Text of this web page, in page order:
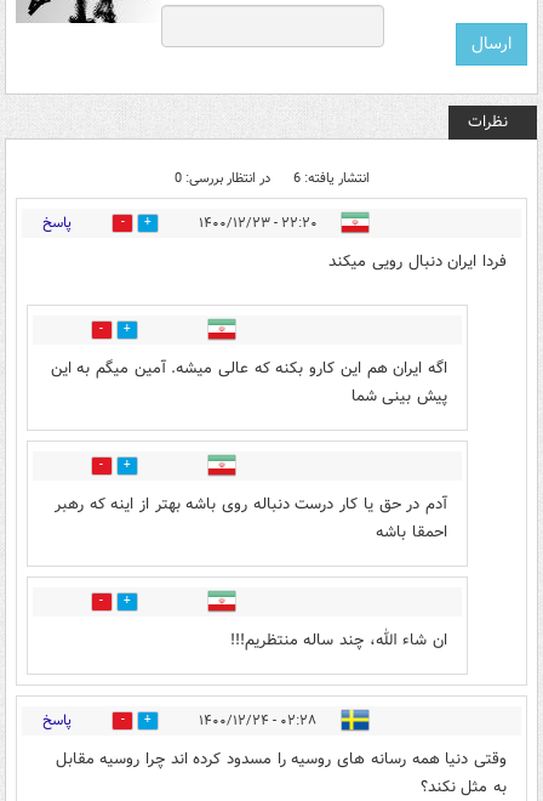
نظرات
انتشار یافته: 6 در انتظار بررسی: 0
۲۲:۲۰ - ۱۴۰۰/۱۲/۲۳ 3 پاسخ
فردا ایران دنبال رویی میکند
0
اگه ایران هم این کارو بکنه که عالی میشه. آمین میگم به این
پیش بینی شما
0
آدم در حق یا کار درست دنباله روی باشه بهتر از اینه که رهبر
احمقا باشه
0
ان شاء الله، چند ساله منتظریم!!!
۰۲:۲۸ - ۱۴۰۰/۱۲/۲۴ 0 پاسخ
وقتی دنیا همه رسانه های روسیه را مسدود کرده اند چرا روسیه مقابل
به مثل نکند؟